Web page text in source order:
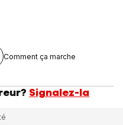
Comment ça marche
Signalez-la